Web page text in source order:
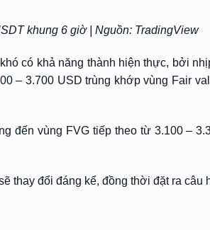
khung 6 giờ | Nguồn: TradingView
có khả năng thành hiện thực, bởi
– 3.700 USD trùng khớp vùng Fair
vùng FVG tiếp theo từ 3.100 –
thay đổi đáng kể, đồng thời đặt ra